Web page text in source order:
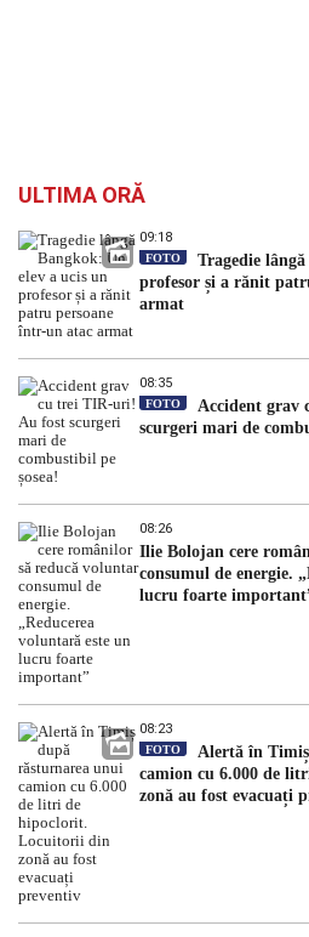
ULTIMA ORĂ
09:18
FOTO
Tragedie
profesor și a rănit
armat
08:35
FOTO
Accident grav
scurgeri mari de
08:26
Ilie Bolojan cere
consumul de energie.
lucru foarte
08:23
FOTO
Alertă în
camion cu 6.000 de
zonă au fost evacuați